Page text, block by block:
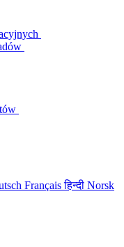
Françaisहिन्दी Norsk